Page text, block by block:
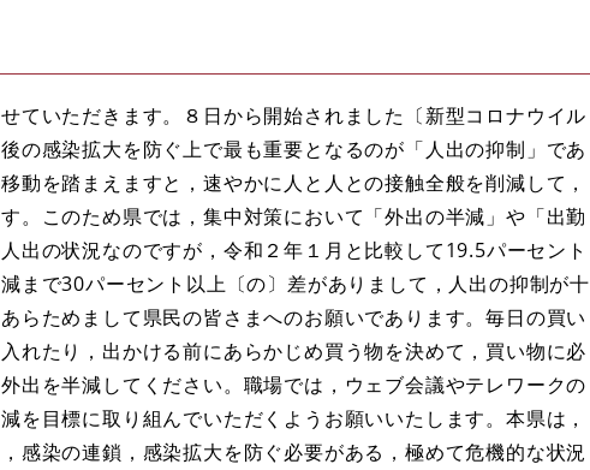
ていただきます。８日から開始されました〔新型コロナウイル
の感染拡大を防ぐ上で最も重要となるのが「人出の抑制」であ
動を踏まえますと，速やかに人と人との接触全般を削減して，
。このため県では，集中対策において「外出の半減」や「出勤
出の状況なのですが，令和２年１月と比較して19.5パーセント
まで30パーセント以上〔の〕差がありまして，人出の抑制が十
らためまして県民の皆さまへのお願いであります。毎日の買い
れたり，出かける前にあらかじめ買う物を決めて，買い物に必
出を半減してください。職場では，ウェブ会議やテレワークの
を目標に取り組んでいただくようお願いいたします。本県は，
感染の連鎖，感染拡大を防ぐ必要がある，極めて危機的な状況